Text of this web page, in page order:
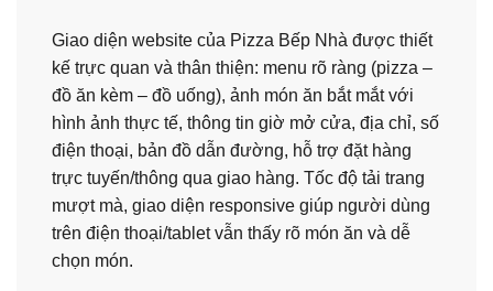
Giao diện website của Pizza Bếp Nhà được thiết
kế trực quan và thân thiện: menu rõ ràng (pizza –
đồ ăn kèm – đồ uống), ảnh món ăn bắt mắt với
hình ảnh thực tế, thông tin giờ mở cửa, địa chỉ, số
điện thoại, bản đồ dẫn đường, hỗ trợ đặt hàng
trực tuyến/thông qua giao hàng. Tốc độ tải trang
mượt mà, giao diện responsive giúp người dùng
trên điện thoại/tablet vẫn thấy rõ món ăn và dễ
chọn món.